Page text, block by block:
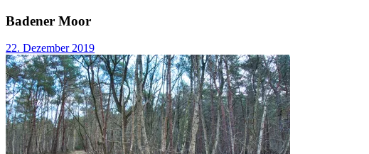
Badener Moor
22. Dezember 2019